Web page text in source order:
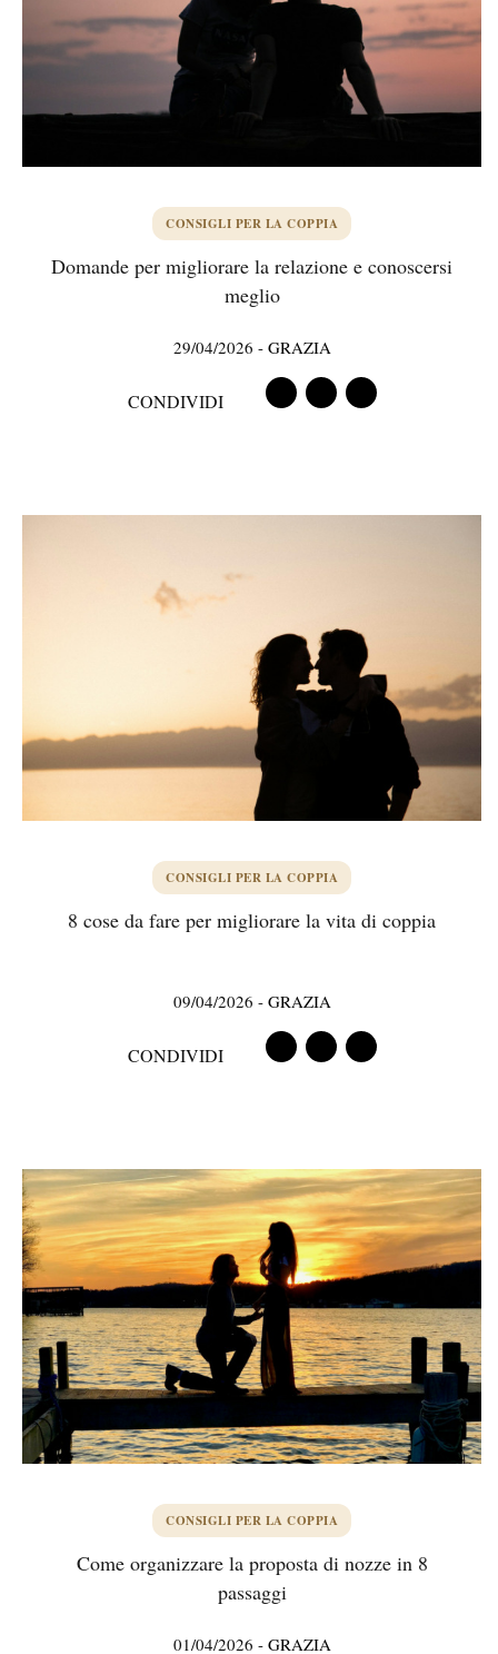
CONSIGLI PER LA COPPIA
Domande per migliorare la relazione e conoscersi
meglio
29/04/2026 - GRAZIA
CONDIVIDI
CONSIGLI PER LA COPPIA
8 cose da fare per migliorare la vita di coppia
09/04/2026 - GRAZIA
CONDIVIDI
CONSIGLI PER LA COPPIA
Come organizzare la proposta di nozze in 8
passaggi
01/04/2026 - GRAZIA